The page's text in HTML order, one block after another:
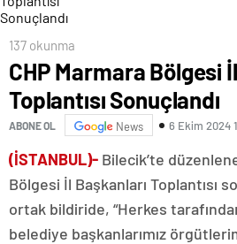
137 okunma
CHP Marmara Bölgesi
Toplantısı Sonuçlandı
ABONE OL News 6 Ekim 2024
(İSTANBUL)- Bilecik’te
Bölgesi İl Başkanları Toplantısı
ortak bildiride, “Herkes
belediye başkanlarımız